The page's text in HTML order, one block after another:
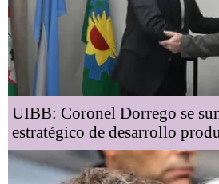
UIBB: Coronel Dorrego se
estratégico de desarrollo